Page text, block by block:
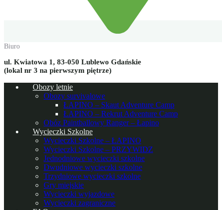
Biuro
ul. Kwiatowa 1, 83-050 Lublewo Gdańskie
(lokal nr 3 na pierwszym piętrze)
Obozy letnie
Obozy survivalowe
ŁAPINO – Skaut Adventure Camp
ŁAPINO – Rekrut Adventure Camp
Obóz Paintballowy Ranger – Łapino
Wycieczki Szkolne
Wycieczki Szkolne – ŁAPINO
Wycieczki Szkolne – PRZYWIDZ
Jednodniowe wycieczki szkolne
Dwudniowe wycieczki szkolne
Trzydniowe wycieczki szkolne
Gry miejskie
Wycieczki wyjazdowe
Wycieczki zagraniczne